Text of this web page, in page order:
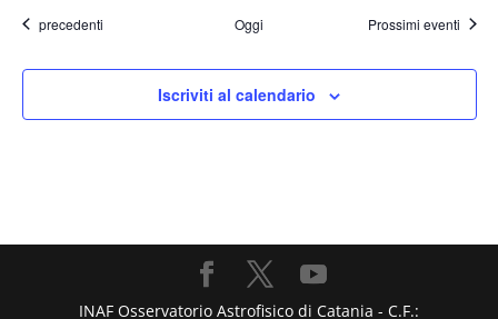
Eventi
precedenti Oggi Prossimi eventi
Iscriviti al calendario
INAF Osservatorio Astrofisico di Catania - C.F.: